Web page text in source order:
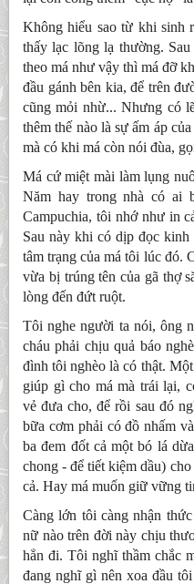
Không hiểu sao từ khi sinh
thấy lạc lõng lạ thường.
theo má như vậy thì má đỡ
đầu gánh bên kia, để trên
cũng mỏi nhừ... Nhưng có
thêm thế nào là sự ấm áp
mà có khi má còn nói đùa,
Má cứ miệt mài làm lụng
Năm hay trong nhà có ai
Campuchia, tôi nhớ như in
Sau này khi có dịp đọc
tâm trạng của má tôi lúc đó.
vừa bị trúng tên của gã thợ
lòng đến đứt ruột.
Tôi nghe người ta nói, ông
cháu phải chịu quả báo
đình tôi nghèo là có thật.
giúp gì cho má mà trái lại,
vẻ đưa cho, để rồi sau đó
bữa cơm phải có đồ nhấm
ba đem đốt cả một bó lá
chong - để tiết kiệm dầu)
cả. Hay má muốn giữ vững
Càng lớn tôi càng nhận
nữ nào trên đời này chịu
hẳn đi. Tôi nghĩ thầm chắc
đang nghĩ gì nên xoa đầu